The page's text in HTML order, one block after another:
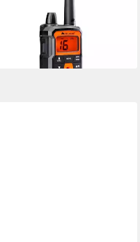
ab 141,50 €
mtl. in 12 Raten
- in 2-3 Werktagen bei dir